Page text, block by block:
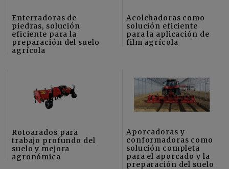
Enterradoras de
piedras, solución
eficiente para la
preparación del suelo
agrícola
Acolchadoras como
solución eficiente
para la aplicación de
film agrícola
Rotoarados para
trabajo profundo del
suelo y mejora
agronómica
Aporcadoras y
conformadoras como
solución completa
para el aporcado y la
preparación del suelo